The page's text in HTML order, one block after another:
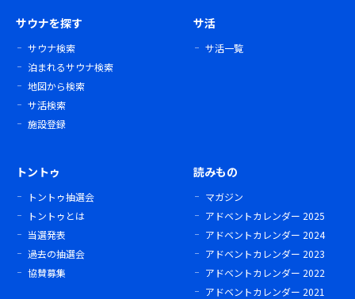
サウナを探す
サウナ検索
泊まれるサウナ検索
地図から検索
サ活検索
施設登録
サ活
サ活一覧
トントゥ
トントゥ抽選会
トントゥとは
当選発表
過去の抽選会
協賛募集
読みもの
マガジン
アドベントカレンダー 2025
アドベントカレンダー 2024
アドベントカレンダー 2023
アドベントカレンダー 2022
アドベントカレンダー 2021